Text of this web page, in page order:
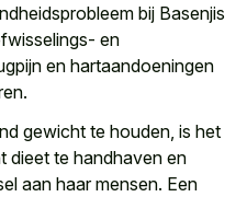
bij Basenjis
en
en hartaandoeningen
gewicht te houden, is het
dieet te handhaven en
aan haar mensen. Een